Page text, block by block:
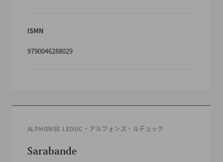
ISMN
9790046288029
ALPHONSE LEDUC・アルフォンス・ルデュック
Sarabande